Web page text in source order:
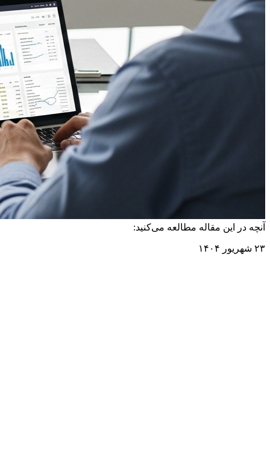
آنچه در این مقاله مطالعه می‌کنید:
۲۳ شهریور ۱۴۰۴